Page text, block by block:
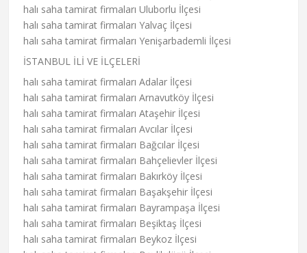
halı saha tamirat firmaları Uluborlu İlçesi
halı saha tamirat firmaları Yalvaç İlçesi
halı saha tamirat firmaları Yenişarbademli İlçesi
İSTANBUL İLİ VE İLÇELERİ
halı saha tamirat firmaları Adalar İlçesi
halı saha tamirat firmaları Arnavutköy İlçesi
halı saha tamirat firmaları Ataşehir İlçesi
halı saha tamirat firmaları Avcılar İlçesi
halı saha tamirat firmaları Bağcılar İlçesi
halı saha tamirat firmaları Bahçelievler İlçesi
halı saha tamirat firmaları Bakırköy İlçesi
halı saha tamirat firmaları Başakşehir İlçesi
halı saha tamirat firmaları Bayrampaşa İlçesi
halı saha tamirat firmaları Beşiktaş İlçesi
halı saha tamirat firmaları Beykoz İlçesi